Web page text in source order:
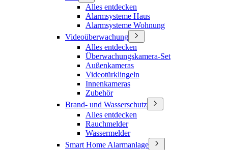
Alles entdecken
Alarmsysteme Haus
Alarmsysteme Wohnung
Videoüberwachung
Alles entdecken
Überwachungskamera-Set
Außenkameras
Videotürklingeln
Innenkameras
Zubehör
Brand- und Wasserschutz
Alles entdecken
Rauchmelder
Wassermelder
Smart Home Alarmanlage